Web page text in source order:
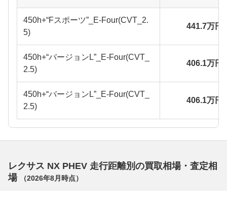
450h+“Fスポーツ”_E-Four(CVT_2.
5)
441.7万円
450h+“バージョンL”_E-Four(CVT_
2.5)
406.1万円
450h+“バージョンL”_E-Four(CVT_
2.5)
406.1万円
レクサス NX PHEV 走行距離別の買取相場・査定相
場
（2026年8月 時点）